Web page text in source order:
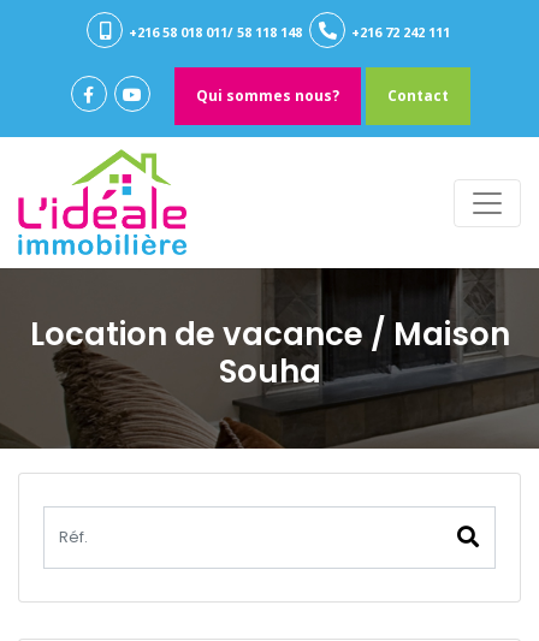
+216 58 018 011/ 58 118 148 +216 72 242 111
Qui sommes nous? Contact
Location de vacance / Maison
Souha